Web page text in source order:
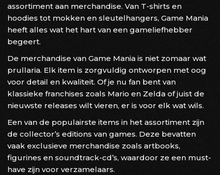
assortiment aan merchandise. Van T-shirts en
hoodies tot mokken en sleutelhangers, Game Mania
heeft alles wat het hart van een gameliefhebber
begeert.
De merchandise van Game Mania is niet zomaar wat
prullaria. Elk item is zorgvuldig ontworpen met oog
voor detail en kwaliteit. Of je nu fan bent van
klassieke franchises zoals Mario en Zelda of juist de
nieuwste releases wilt vieren, er is voor elk wat wils.
Een van de populairste items in het assortiment zijn
de collector’s editions van games. Deze bevatten
vaak exclusieve merchandise zoals artbooks,
figurines en soundtrack-cd’s, waardoor ze een must-
have zijn voor verzamelaars.